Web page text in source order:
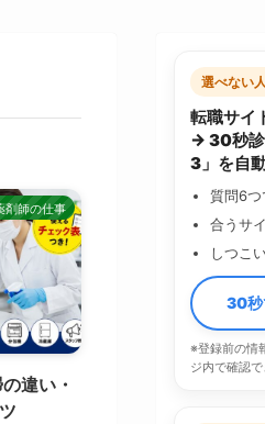
剤師の仕事
違い・
選べない
転職サイ
→ 30秒診
3」を自
質問6つ
合うサ
しつこ
30秒
※登録前の情
ジ内で確認で